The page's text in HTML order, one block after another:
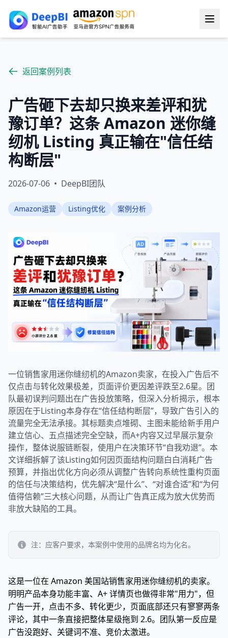
返回案例列表
广告砸下去却只换来差评和犹
豫订单？这条 Amazon 迷你缝
纫机 Listing 真正输在"信任结
构断层"
2026-07-06 • DeepBI团队
Amazon运营 Listing优化 案例分析
一位销售家用迷你缝纫机的Amazon卖家，在投入广告后不
仅点击与转化效果极差，页面评价更因差评跌至2.6星。团
队最初误判问题出在广告投放策略，但深入分析揭示，根本
原因在于Listing本身存在“信任结构断层”，导致广告引入的
流量完全无法承接。其标题卖点堆砌、主图未能给新手用户
建立信心、五点描述完全空缺，而A+内容又过早展示复杂
操作，整体说服链断裂，使用户在决策环节“自我劝退”。本
文详细拆解了该Listing如何因页面结构问题白白消耗广告
预算，并指出优化方向必须从调整广告转向系统性重构页面
的信任与决策结构，优先解决“是什么”、“对谁合适”和“为何
值得信赖”三大核心问题，从而让广告真正成为放大优势而
非放大缺陷的工具。
注：应客户要求，本案例中使用的品牌名均为化名。
这是一位在 Amazon 美国站销售家用迷你缝纫机的卖家。
明明产品本身功能丰富、A+ 详情页也做得非常"用力"，但
广告一开，点击不多、转化更少，页面底部还只有寥寥两条
评论，其中一条直接把整体星级拖到 2.6。团队第一反应是
广告没跑好、关键词不准、竞价太激进。